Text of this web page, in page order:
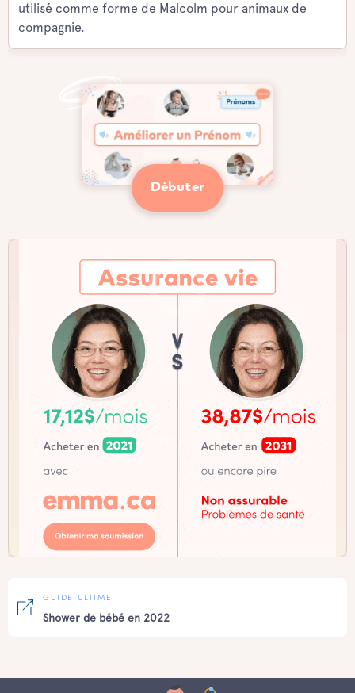
utilisé comme forme de Malcolm pour animaux de
compagnie.
Débuter
GUIDE ULTIME
Shower de bébé en 2022